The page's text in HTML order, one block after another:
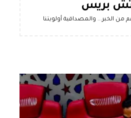
بريس
من الخبر... والمصداقية أولويتنا